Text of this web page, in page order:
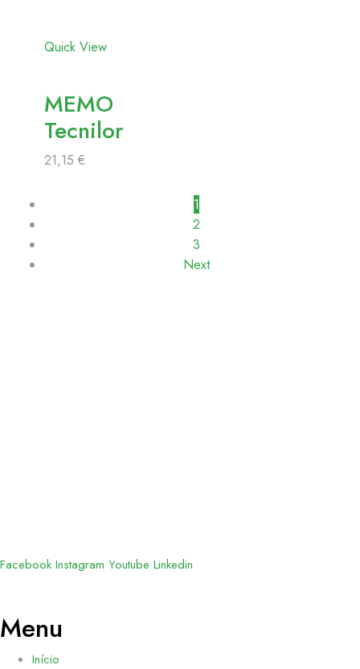
Quick View
MEMO
Tecnilor
21,15 €
1
2
3
Next
Facebook Instagram Youtube Linkedin
Menu
Início